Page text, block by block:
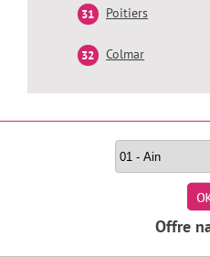
Poitiers
Colmar
Rechercher un
Offre